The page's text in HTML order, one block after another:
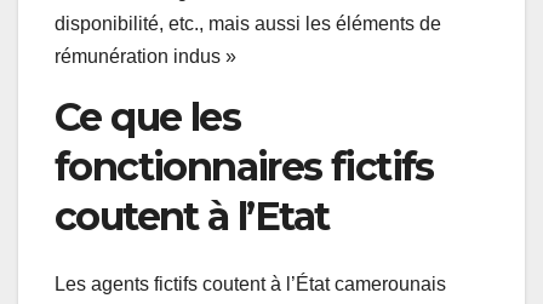
disponibilité, etc., mais aussi les éléments de
rémunération indus »
Ce que les
fonctionnaires fictifs
coutent à l’Etat
Les agents fictifs coutent à l’État camerounais